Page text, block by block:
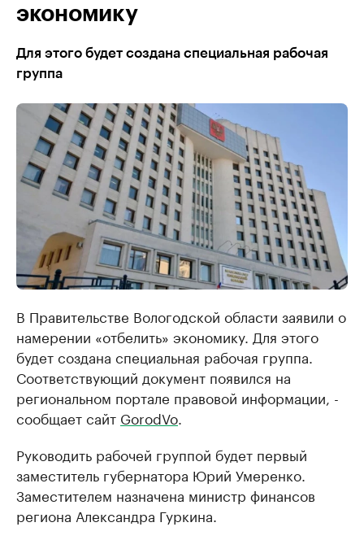
экономику
Для этого будет создана специальная рабочая
группа
В Правительстве Вологодской области заявили о
намерении «отбелить» экономику. Для этого
будет создана специальная рабочая группа.
Соответствующий документ появился на
региональном портале правовой информации, -
сообщает сайт GorodVo
Руководить рабочей группой будет первый
заместитель губернатора Юрий Умеренко.
Заместителем назначена министр финансов
региона Александра Гуркина.